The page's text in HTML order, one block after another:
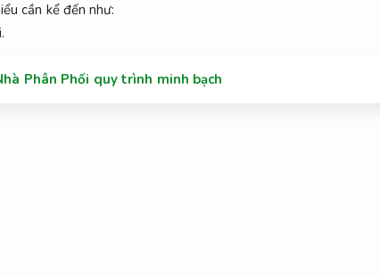
cần kể đến như:
Phân Phối quy trình minh bạch